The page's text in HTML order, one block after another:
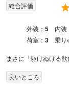
総合評価
外装： 5 内装
荷室： 3 乗り
まさに「駆けぬける
良いところ